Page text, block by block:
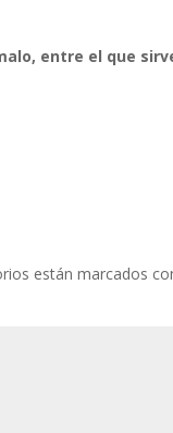
entre el que
están marcados